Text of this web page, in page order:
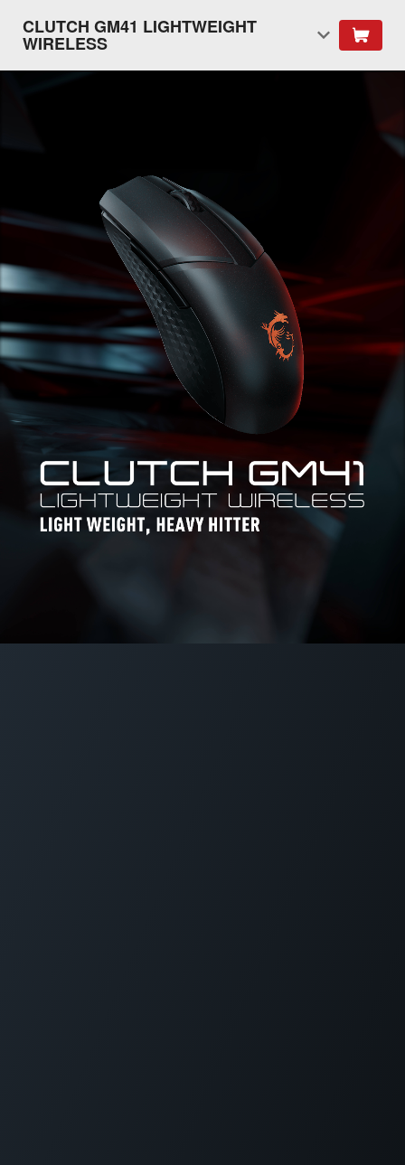
CLUTCH GM41 LIGHTWEIGHT
WIRELESS